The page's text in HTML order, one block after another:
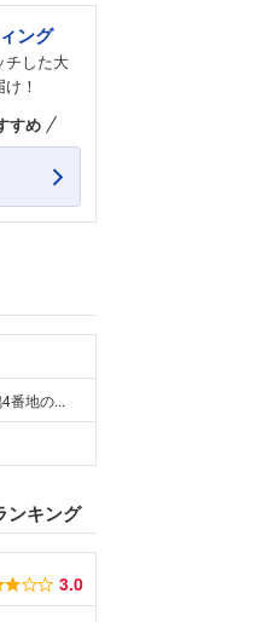
ング
チした大
！
すめ
番地の...
ンキング
3.0